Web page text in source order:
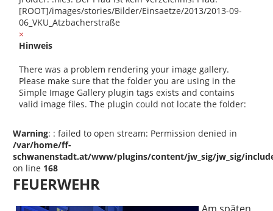
[ROOT]/images/stories/Bilder/Einsaetze/2013/2013-09-
06_VKU_Atzbacherstraße
×
Hinweis
There was a problem rendering your image gallery.
Please make sure that the folder you are using in the
Simple Image Gallery plugin tags exists and contains
valid image files. The plugin could not locate the folder:
Warning: : failed to open stream: Permission denied in
/var/home/ff-
schwanenstadt.at/www/plugins/content/jw_sig/jw_sig/
on line 168
FEUERWEHR
Am späten